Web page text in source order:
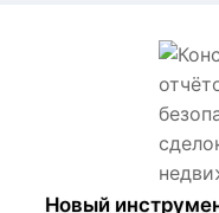
Новый